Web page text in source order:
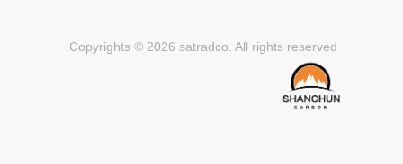
Copyrights © 2026 satradco. All rights reserved.